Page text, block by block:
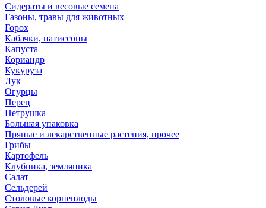
Сидераты и весовые семена
Газоны, травы для животных
Горох
Кабачки, патиссоны
Капуста
Кориандр
Кукуруза
Лук
Огурцы
Перец
Петрушка
Большая упаковка
Пряные и лекарственные растения, прочее
Грибы
Картофель
Клубника, земляника
Салат
Сельдерей
Столовые корнеплоды